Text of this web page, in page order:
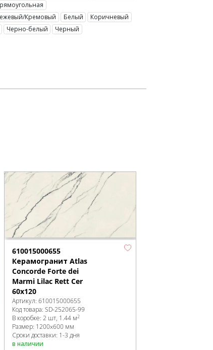
Прямоугольная
Бежевый/Кремовый Белый
Коричневый
Черно-белый Черный
610015000655
Керамогранит Atlas
Concorde Forte dei
Marmi Lilac Rett Cer
60x120
Артикул: 610015000655
Код товара: SD-252065-99
В коробке: 2 шт, 1.44 м2
Размер: 1200x600 мм
Сроки доставки: 1-3 дня
в наличии